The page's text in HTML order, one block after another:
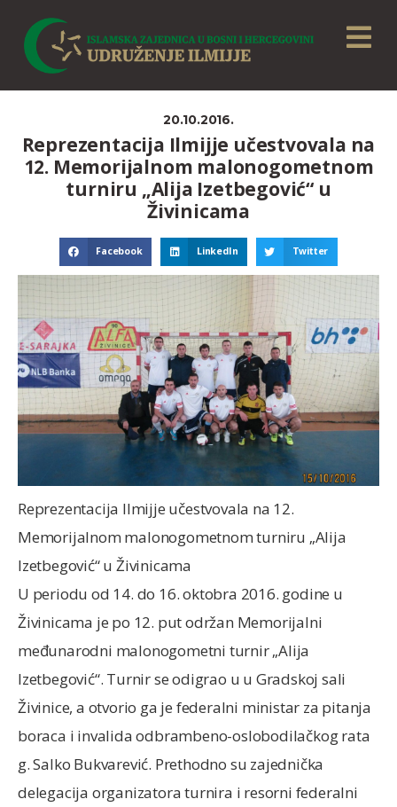
20.10.2016.
Reprezentacija Ilmijje učestvovala na
12. Memorijalnom malonogometnom
turniru „Alija Izetbegović“ u
Živinicama
Facebook LinkedIn Twitter
Reprezentacija Ilmijje učestvovala na 12.
Memorijalnom malonogometnom turniru „Alija
Izetbegović“ u Živinicama
U periodu od 14. do 16. oktobra 2016. godine u
Živinicama je po 12. put održan Memorijalni
međunarodni malonogometni turnir „Alija
Izetbegović“. Turnir se odigrao u u Gradskoj sali
Živinice, a otvorio ga je federalni ministar za pitanja
boraca i invalida odbrambeno-oslobodilačkog rata
g. Salko Bukvarević. Prethodno su zajednička
delegacija organizatora turnira i resorni federalni